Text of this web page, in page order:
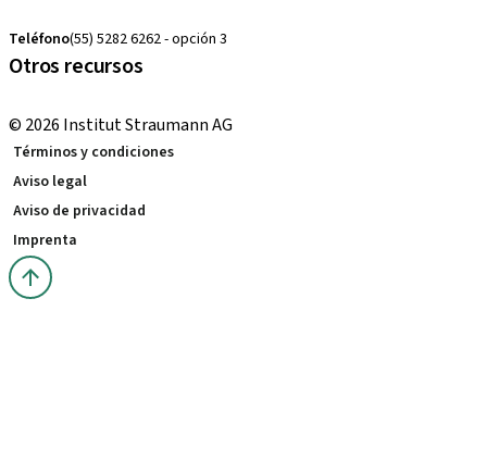
Teléfono(55) 5282 6262 - opción 3
Otros recursos
© 2026 Institut Straumann AG
Términos y condiciones
Aviso legal
Aviso de privacidad
Imprenta